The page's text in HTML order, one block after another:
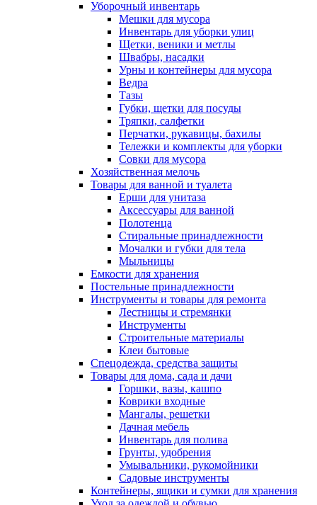
Уборочный инвентарь
Мешки для мусора
Инвентарь для уборки улиц
Щетки, веники и метлы
Швабры, насадки
Урны и контейнеры для мусора
Ведра
Тазы
Губки, щетки для посуды
Тряпки, салфетки
Перчатки, рукавицы, бахилы
Тележки и комплекты для уборки
Совки для мусора
Хозяйственная мелочь
Товары для ванной и туалета
Ерши для унитаза
Аксессуары для ванной
Полотенца
Стиральные принадлежности
Мочалки и губки для тела
Мыльницы
Емкости для хранения
Постельные принадлежности
Инструменты и товары для ремонта
Лестницы и стремянки
Инструменты
Строительные материалы
Клеи бытовые
Спецодежда, средства защиты
Товары для дома, сада и дачи
Горшки, вазы, кашпо
Коврики входные
Мангалы, решетки
Дачная мебель
Инвентарь для полива
Грунты, удобрения
Умывальники, рукомойники
Садовые инструменты
Контейнеры, ящики и сумки для хранения